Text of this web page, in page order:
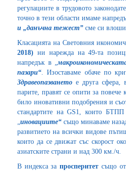
регулациите в трудовото
точно в тези области имаме
и „данъчна тежест” сме си
Класацията на Световния
2018) ни нарежда на 49-та
напредък в „
пазари“. Изоставаме обаче по
Здравеопазването е друга сфера,
парите, правят се опити за повече
било иновативни подобрения и
стандартите на GS1, които
„иновациите“ също минаваме
развитието на всички видове
които да се движат със скорост
азиатските страни и над 300 км./ч.
В индекса запросперитет също